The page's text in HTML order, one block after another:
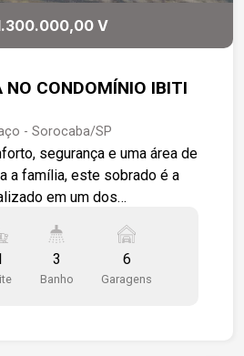
V
NO CONDOMÍNIO IBITI
- Sorocaba/SP
segurança e uma área de
a família, este sobrado é a
em um dos
e bem-estar em um
Destaques do
de 260 m² de área
3
Banho
6
Garagens